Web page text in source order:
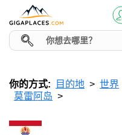
你的方式: 目的地 世界
莫雷阿岛